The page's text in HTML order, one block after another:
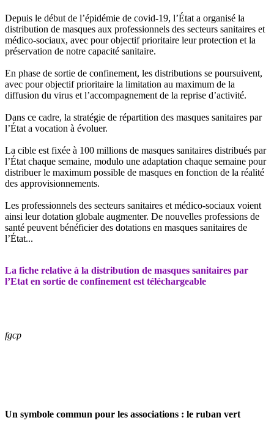
Depuis le début de l’épidémie de covid-19, l’État a organisé la
distribution de masques aux professionnels des secteurs sanitaires et
médico-sociaux, avec pour objectif prioritaire leur protection et la
préservation de notre capacité sanitaire.
En phase de sortie de confinement, les distributions se poursuivent,
avec pour objectif prioritaire la limitation au maximum de la
diffusion du virus et l’accompagnement de la reprise d’activité.
Dans ce cadre, la stratégie de répartition des masques sanitaires par
l’État a vocation à évoluer.
La cible est fixée à 100 millions de masques sanitaires distribués par
l’État chaque semaine, modulo une adaptation chaque semaine pour
distribuer le maximum possible de masques en fonction de la réalité
des approvisionnements.
Les professionnels des secteurs sanitaires et médico-sociaux voient
ainsi leur dotation globale augmenter. De nouvelles professions de
santé peuvent bénéficier des dotations en masques sanitaires de
l’État...
La fiche relative à la distribution de masques sanitaires par
l’Etat en sortie de confinement est téléchargeable
fgcp
Un symbole commun pour les associations : le ruban vert